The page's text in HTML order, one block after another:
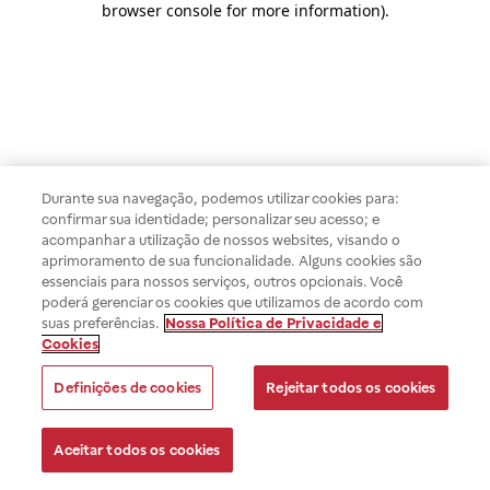
browser console for more information).
Durante sua navegação, podemos utilizar cookies para:
confirmar sua identidade; personalizar seu acesso; e
acompanhar a utilização de nossos websites, visando o
aprimoramento de sua funcionalidade. Alguns cookies são
essenciais para nossos serviços, outros opcionais. Você
poderá gerenciar os cookies que utilizamos de acordo com
suas preferências. Nossa Política de Privacidade e
Cookies
Definições de cookies Rejeitar todos os cookies
Aceitar todos os cookies